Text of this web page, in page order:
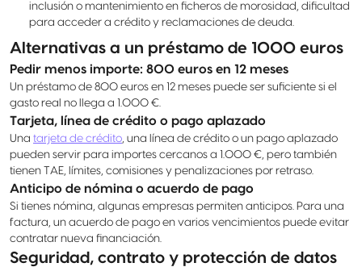
inclusión o mantenimiento en ficheros de morosidad, dificultad
para acceder a crédito y reclamaciones de deuda.
Alternativas a un préstamo de 1000 euros
Pedir menos importe: 800 euros en 12 meses
Un préstamo de 800 euros en 12 meses puede ser suficiente si el
gasto real no llega a 1.000 €.
Tarjeta, línea de crédito o pago aplazado
Una tarjeta de crédito, una línea de crédito o un pago aplazado
pueden servir para importes cercanos a 1.000 €, pero también
tienen TAE, límites, comisiones y penalizaciones por retraso.
Anticipo de nómina o acuerdo de pago
Si tienes nómina, algunas empresas permiten anticipos. Para una
factura, un acuerdo de pago en varios vencimientos puede evitar
contratar nueva financiación.
Seguridad, contrato y protección de datos